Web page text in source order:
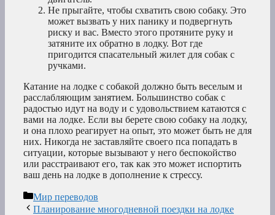
Не прыгайте, чтобы схватить свою собаку. Это
может вызвать у них панику и подвергнуть
риску и вас. Вместо этого протяните руку и
затяните их обратно в лодку. Вот где
пригодится спасательный жилет для собак с
ручками.
Катание на лодке с собакой должно быть веселым и
расслабляющим занятием. Большинство собак с
радостью идут на воду и с удовольствием катаются с
вами на лодке. Если вы берете свою собаку на лодку,
и она плохо реагирует на опыт, это может быть не для
них. Никогда не заставляйте своего пса попадать в
ситуации, которые вызывают у него беспокойство
или расстраивают его, так как это может испортить
ваш день на лодке в дополнение к стрессу.
Рубрики
Мир переводов
Планирование многодневной поездки на лодке